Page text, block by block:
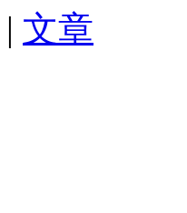
| 文章